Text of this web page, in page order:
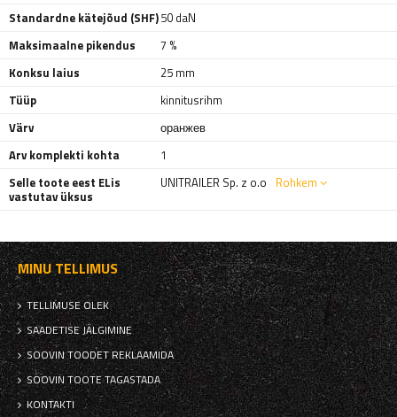
Standardne kätejõud (SHF)50 daN
Maksimaalne pikendus
7 %
Konksu laius
25 mm
Tüüp
kinnitusrihm
Värv
оранжев
Arv komplekti kohta
1
Selle toote eest ELis
vastutav üksus
UNITRAILER Sp. z o.o Rohkem
MINU TELLIMUS
TELLIMUSE OLEK
SAADETISE JÄLGIMINE
SOOVIN TOODET REKLAAMIDA
SOOVIN TOOTE TAGASTADA
KONTAKTI